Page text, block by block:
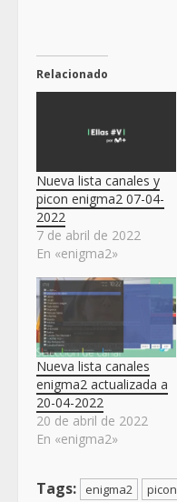
Relacionado
Nueva lista canales y
picon enigma2 07-04-
2022
7 de abril de 2022
En «enigma2»
Nueva lista canales
enigma2 actualizada a
20-04-2022
20 de abril de 2022
En «enigma2»
Tags: enigma2 picon